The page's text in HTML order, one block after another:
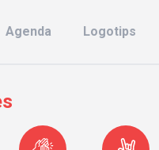
Agenda Logotips